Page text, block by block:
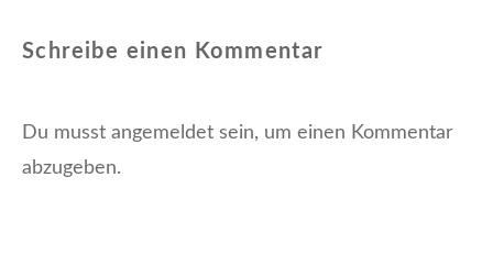
Schreibe einen Kommentar
Du musst angemeldet sein, um einen Kommentar
abzugeben.